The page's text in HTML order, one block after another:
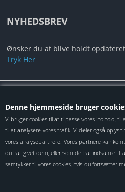
Denne hjemmeside bruger
Vi bruger cookies til at tilpasse vores indhold,
til at analysere vores trafik. Vi deler også
vores analysepartnere. Vores partnere kan
du har givet dem, eller som de har indsamlet
samtykker til vores cookies, hvis du fortsætter
NYHEDSBREV
Ønsker du at blive holdt
Tryk Her